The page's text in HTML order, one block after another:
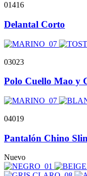
01416
Delantal Corto
03023
Polo Cuello Mao y
04019
Pantalón Chino
Nuevo